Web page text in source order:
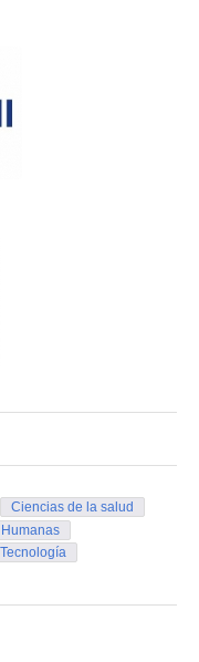
Ciencias de la salud